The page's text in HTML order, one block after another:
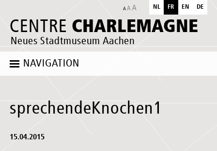
CENTRE CHARLEMAGNE
Neues Stadtmuseum Aachen
NL FR EN DE
NAVIGATION
sprechendeKnochen1
15.04.2015